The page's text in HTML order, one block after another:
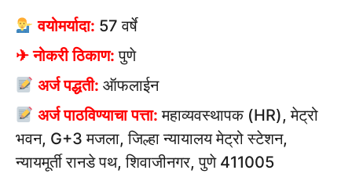
वयोमर्यादा: 57 वर्षे
✈ नोकरी ठिकाण: पुणे
अर्ज पद्धती: ऑफलाईन
अर्ज पाठविण्याचा पत्ता: महाव्यवस्थापक (HR), मेट्रो
भवन, G+3 मजला, जिल्हा न्यायालय मेट्रो स्टेशन,
न्यायमूर्ती रानडे पथ, शिवाजीनगर, पुणे 411005